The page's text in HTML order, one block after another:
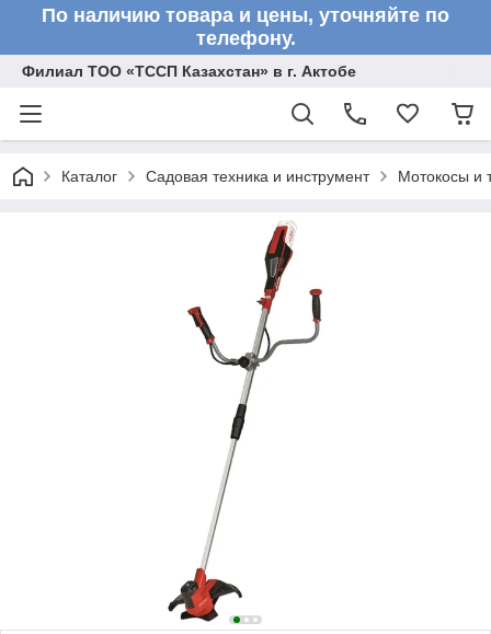
По наличию товара и цены, уточняйте по
телефону.
Филиал ТОО «ТССП Казахстан» в г. Актобе
Каталог Садовая техника и инструмент Мотокосы и